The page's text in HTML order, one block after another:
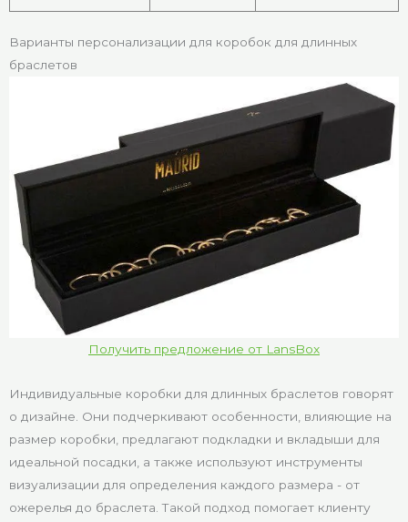
Варианты персонализации для коробок для длинных
браслетов
Получить предложение от LansBox
Индивидуальные коробки для длинных браслетов говорят
о дизайне. Они подчеркивают особенности, влияющие на
размер коробки, предлагают подкладки и вкладыши для
идеальной посадки, а также используют инструменты
визуализации для определения каждого размера - от
ожерелья до браслета. Такой подход помогает клиенту